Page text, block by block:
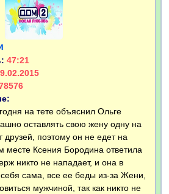
47:21
на тете объяснил Ольге
оставлять свою жену одну на
друзей, поэтому он не едет на
Ксения Бородина ответила
никто не нападает, и она в
сама, все ее беды из-за Жени,
мужчиной, так как никто не